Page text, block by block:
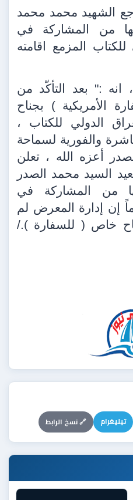
الشهيد محمد محمد
من المشاركة في
المزمع اقامته
انه :" بعد التأكّد من
الأمريكية ) بجناح
الدولي للكتاب ،
والفورية لسماحة
أعزه الله ، تعلن
السيد محمد الصدر
من المشاركة في
إن إدارة المعرض لم
خاص ( للسفارة )./
تيليغرام 🔗 نسخ الرابط